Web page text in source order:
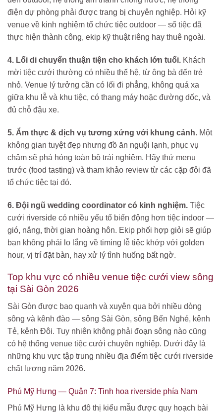
điện dự phòng phải được trang bị chuyên nghiệp. Hỏi kỹ
venue về kinh nghiệm tổ chức tiệc outdoor — số tiệc đã
thực hiện thành công, ekip kỹ thuật riêng hay thuê ngoài.
4. Lối di chuyển thuận tiện cho khách lớn tuổi. Khách
mời tiệc cưới thường có nhiều thế hệ, từ ông bà đến trẻ
nhỏ. Venue lý tưởng cần có lối đi phẳng, không quá xa
giữa khu lễ và khu tiệc, có thang máy hoặc đường dốc, và
đủ chỗ đậu xe.
5. Ẩm thực & dịch vụ tương xứng với khung cảnh. Một
không gian tuyệt đẹp nhưng đồ ăn nguội lạnh, phục vụ
chậm sẽ phá hỏng toàn bộ trải nghiệm. Hãy thử menu
trước (food tasting) và tham khảo review từ các cặp đôi đã
tổ chức tiệc tại đó.
6. Đội ngũ wedding coordinator có kinh nghiệm. Tiệc
cưới riverside có nhiều yếu tố biến động hơn tiệc indoor —
gió, nắng, thời gian hoàng hôn. Ekip phối hợp giỏi sẽ giúp
bạn không phải lo lắng về timing lễ tiệc khớp với golden
hour, vị trí đặt bàn, hay xử lý tình huống bất ngờ.
Top khu vực có nhiều venue tiệc cưới view sông
tại Sài Gòn 2026
Sài Gòn được bao quanh và xuyên qua bởi nhiều dòng
sông và kênh đào — sông Sài Gòn, sông Bến Nghé, kênh
Tẻ, kênh Đôi. Tuy nhiên không phải đoạn sông nào cũng
có hệ thống venue tiệc cưới chuyên nghiệp. Dưới đây là
những khu vực tập trung nhiều địa điểm tiệc cưới riverside
chất lượng năm 2026.
Phú Mỹ Hưng — Quận 7: Tinh hoa riverside phía Nam
Phú Mỹ Hưng là khu đô thị kiểu mẫu được quy hoạch bài